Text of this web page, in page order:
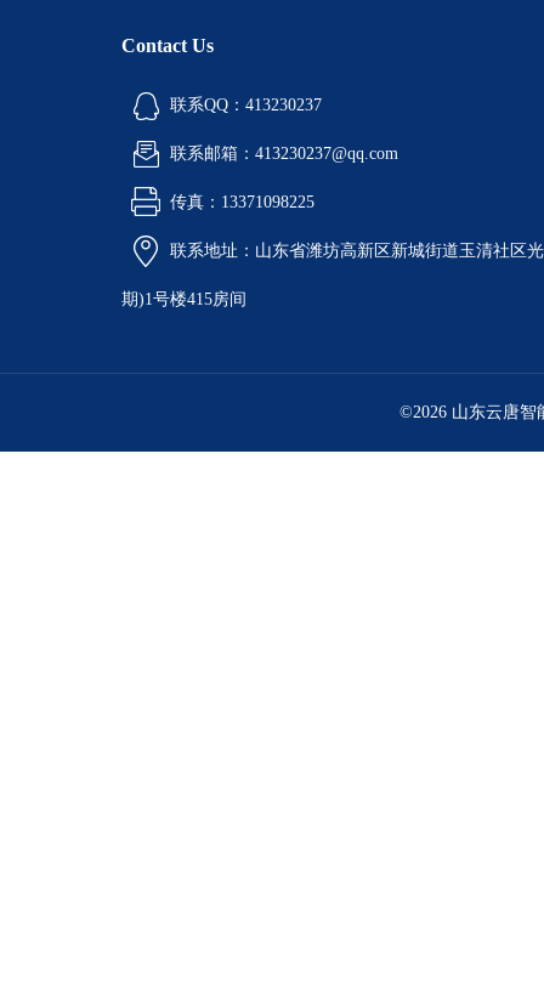
Contact Us
联系QQ：413230237
联系邮箱：413230237@qq.com
传真：13371098225
联系地址：山东省潍坊高新区新城街道玉清社区
期)1号楼415房间
©2026 山东云唐